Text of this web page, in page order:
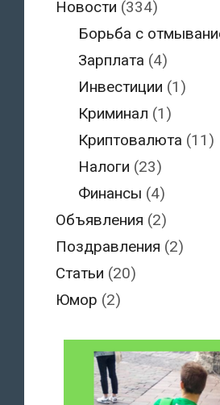
Новости (334)
Борьба с
Зарплата (4)
Инвестиции (1)
Криминал (1)
Криптовалюта (11)
Налоги (23)
Финансы (4)
Объявления (2)
Поздравления (2)
Статьи (20)
Юмор (2)